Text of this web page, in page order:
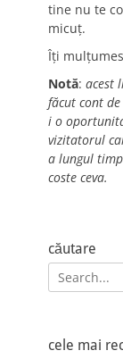
tine nu te
micuț.
Îți
Notă: acest
făcut cont
i o
vizitatorul
a lungul
coste ceva.
căutare
Search
for:
cele mai